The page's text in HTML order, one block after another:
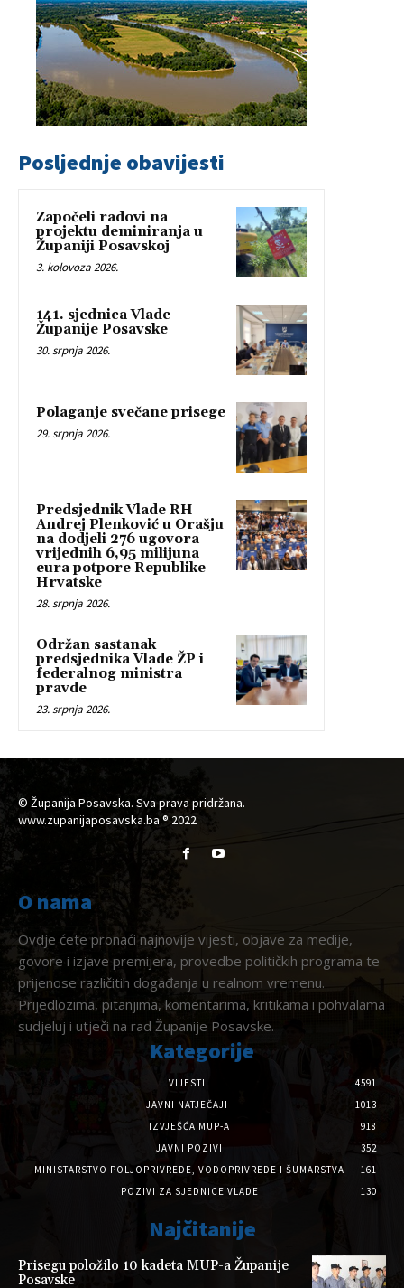
Posljednje obavijesti
Započeli radovi na
projektu deminiranja u
Županiji Posavskoj
3. kolovoza 2026.
141. sjednica Vlade
Županije Posavske
30. srpnja 2026.
Polaganje svečane prisege
29. srpnja 2026.
Predsjednik Vlade RH
Andrej Plenković u Orašju
na dodjeli 276 ugovora
vrijednih 6,95 milijuna
eura potpore Republike
Hrvatske
28. srpnja 2026.
Održan sastanak
predsjednika Vlade ŽP i
federalnog ministra
pravde
23. srpnja 2026.
© Županija Posavska. Sva prava pridržana.
www.zupanijaposavska.ba ® 2022
O nama
Ovdje ćete pronaći najnovije vijesti, objave za medije,
govore i izjave premijera, provedbe političkih programa te
prijenose različitih događanja u realnom vremenu.
Prijedlozima, pitanjima, komentarima, kritikama i pohvalama
sudjeluj i utječi na rad Županije Posavske.
Kategorije
VIJESTI
4591
JAVNI NATJEČAJI
1013
IZVJEŠĆA MUP-A
918
JAVNI POZIVI
352
MINISTARSTVO POLJOPRIVREDE, VODOPRIVREDE I ŠUMARSTVA
161
POZIVI ZA SJEDNICE VLADE
130
Najčitanije
Prisegu položilo 10 kadeta MUP-a Županije
Posavske